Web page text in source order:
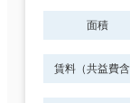
面積
賃料（共益費含